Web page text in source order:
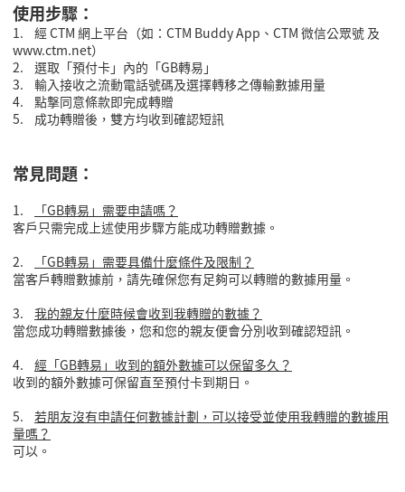
使用步驟：
1. 經 CTM 網上平台（如：CTM Buddy App、CTM 微信公眾號 及
www.ctm.net）
2. 選取「預付卡」內的「GB轉易」
3. 輸入接收之流動電話號碼及選擇轉移之傳輸數據用量
4. 點撃同意條款即完成轉贈
5. 成功轉贈後，雙方均收到確認短訊
常見問題：
1.
「GB轉易」需要申請嗎？
客戶只需完成上述使用步驟方能成功轉贈數據。
2.
「GB轉易」需要具備什麼條件及限制？
當客戶轉贈數據前，請先確保您有足夠可以轉贈的數據用量。
3. 我的親友什麼時候會收到我轉贈的數據？
當您成功轉贈數據後，您和您的親友便會分別收到確認短訊。
4. 經「GB轉易」收到的額外數據可以保留多久？
收到的額外數據可保留直至預付卡到期日。
5. 若朋友沒有申請任何數據計劃，可以接受並使用我轉贈的數據用
量嗎？
可以。